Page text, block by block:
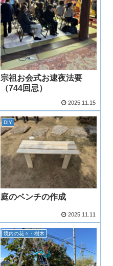
宗祖お会式お逮夜法要
（744回忌）
2025.11.15
DIY
庭のベンチの作成
2025.11.11
境内の花々・樹木